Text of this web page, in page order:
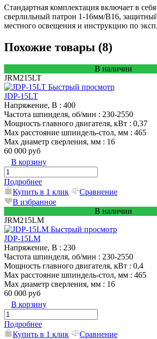
Стандартная комплектация включает в
сверлильный патрон 1-16мм/В16,
местного освещения и инструкцию по
Похожие товары (8)
В наличии
JRM215LT
Быстрый просмотр
JDP-15LT
Напряжение, В : 400
Частота шпинделя, об/мин : 230-2550
Мощность главного двигателя, кВт : 0,37
Max расстояние шпиндель-стол, мм : 465
Max диаметр сверления, мм : 16
60 000 руб
В корзину
Подробнее
Купить в 1 клик
Сравнение
В избранное
В наличии
JRM215LM
Быстрый просмотр
JDP-15LM
Напряжение, В : 230
Частота шпинделя, об/мин : 230-2550
Мощность главного двигателя, кВт : 0,4
Max расстояние шпиндель-стол, мм : 465
Max диаметр сверления, мм : 16
60 000 руб
В корзину
Подробнее
Купить в 1 клик
Сравнение